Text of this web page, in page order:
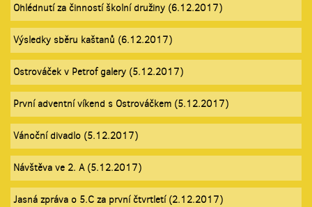
Ohlédnutí za činností školní družiny (6.12.2017)
Výsledky sběru kaštanů (6.12.2017)
Ostrováček v Petrof galery (5.12.2017)
První adventní víkend s Ostrováčkem (5.12.2017)
Vánoční divadlo (5.12.2017)
Návštěva ve 2. A (5.12.2017)
Jasná zpráva o 5.C za první čtvrtletí (2.12.2017)